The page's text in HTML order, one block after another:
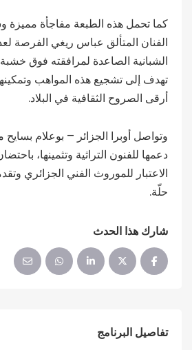
كما تحمل هذه الطبعة مفاجأة مميزة
الفنان المتألق عباس ريغي الفرصة
الشبانية الصاعدة لمرافقته فوق خشبة
تهدف إلى تشجيع هذه المواهب
أرقى الصروح الثقافية في البلاد.
وتواصل أوبرا الجزائر – بوعلام
دعمها للفنون التراثية وتثمينها،
الاعتبار للموروث الفني الجزائري
حلّة.
شارك هذا الحدث
تفاصيل البرنامج